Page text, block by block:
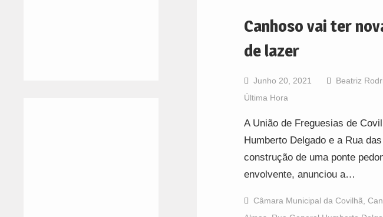
Canhoso vai ter
de lazer
Junho 20, 2021 Beatriz
Última Hora
A União de Freguesias de
Humberto Delgado e a Rua
construção de uma ponte
envolvente, anunciou a…
Câmara Municipal da Covilhã